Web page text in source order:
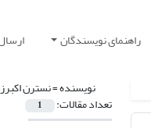
راهنمای نویسندگان
نویسنده =نسترن
تعداد مقالات: 1